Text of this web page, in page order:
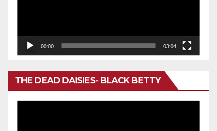
00:00 03:04
THE DEAD DAISIES- BLACK BETTY